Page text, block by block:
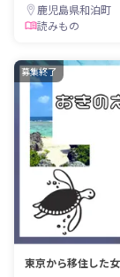
鹿児島県和泊町
読みもの
募集終了
東京から移住した